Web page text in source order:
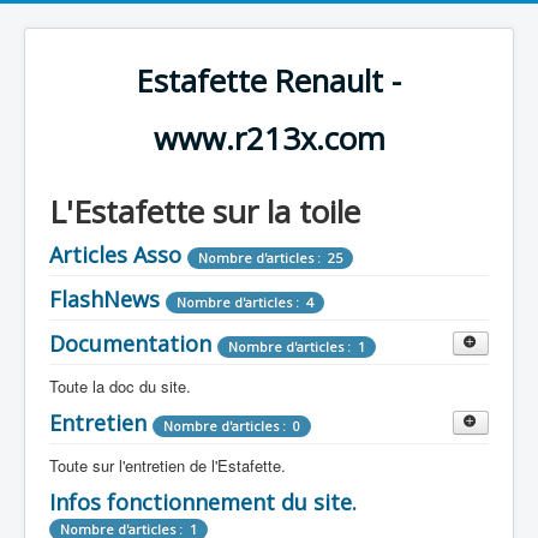
Estafette Renault -
www.r213x.com
L'Estafette sur la toile
Articles Asso Nombre d'articles : 25
FlashNews Nombre d'articles : 4
Documentation Nombre d'articles : 1
Toute la doc du site.
Revue de Presse Nombre d'articles : 9
Tous les articles que l'on a vu sur l'estafette !
Camping Car Nombre d'articles : 3
Entretien Nombre d'articles : 0
Toute sur l'entretien de l'Estafette.
Mécanique Nombre d'articles : 0
Infos fonctionnement du site.
Nombre d'articles : 1